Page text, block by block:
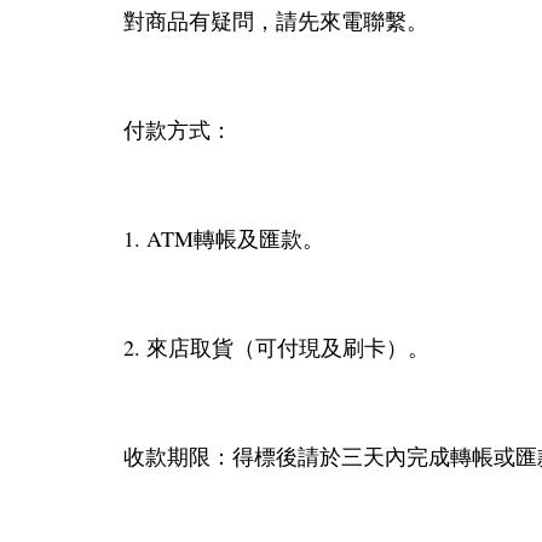
對商品有疑問，請先來電聯繫。
付款方式：
1. ATM轉帳及匯款。
2. 來店取貨（可付現及刷卡）。
收款期限：得標後請於三天內完成轉帳或